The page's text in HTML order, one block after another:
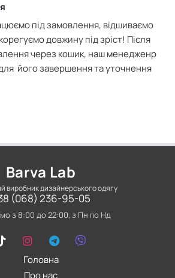
під замовлення, відшиваємо
довжину під зріст! Після
через кошик, наш менедженр
його завершення та уточнення
Barva Lab
виробник дизайнерського одягу
Головна
Про нас
(068) 236-95-05
з 8:00 до 22:00, з Пн по Нд